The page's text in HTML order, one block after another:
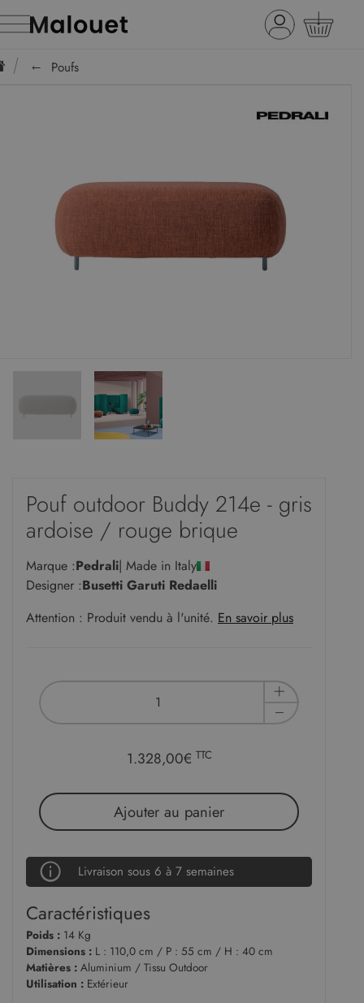
Poufs
Pouf outdoor Buddy 214e - gris
ardoise / rouge brique
Marque :Pedrali| Made in Italy
Designer :Busetti Garuti Redaelli
Attention : Produit vendu à l'unité. En savoir plus
1.328,00€ TTC
Ajouter au panier
Livraison sous 6 à 7 semaines
Caractéristiques
Poids : 14 Kg
Dimensions : L : 110,0 cm / P : 55 cm / H : 40 cm
Matières : Aluminium / Tissu Outdoor
Utilisation : Extérieur